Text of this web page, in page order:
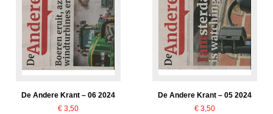
De Andere Krant – 06 2024
€ 3,50
De Andere Krant – 05 2024
€ 3,50